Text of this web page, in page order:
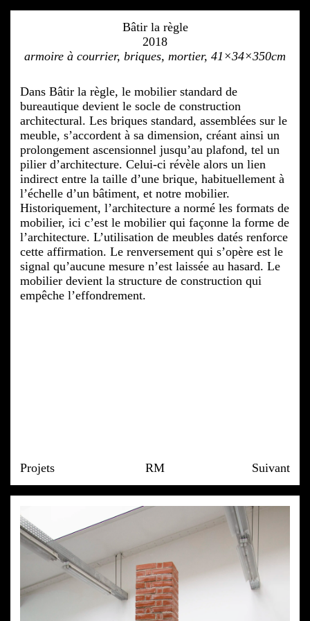
Bâtir la règle
2018
armoire à courrier, briques, mortier, 41×34×350cm
Dans Bâtir la règle, le mobilier standard de
bureautique devient le socle de construction
architectural. Les briques standard, assemblées sur le
meuble, s’accordent à sa dimension, créant ainsi un
prolongement ascensionnel jusqu’au plafond, tel un
pilier d’architecture. Celui-ci révèle alors un lien
indirect entre la taille d’une brique, habituellement à
l’échelle d’un bâtiment, et notre mobilier.
Historiquement, l’architecture a normé les formats de
mobilier, ici c’est le mobilier qui façonne la forme de
l’architecture. L’utilisation de meubles datés renforce
cette affirmation. Le renversement qui s’opère est le
signal qu’aucune mesure n’est laissée au hasard. Le
mobilier devient la structure de construction qui
empêche l’effondrement.
Projets RM Suivant